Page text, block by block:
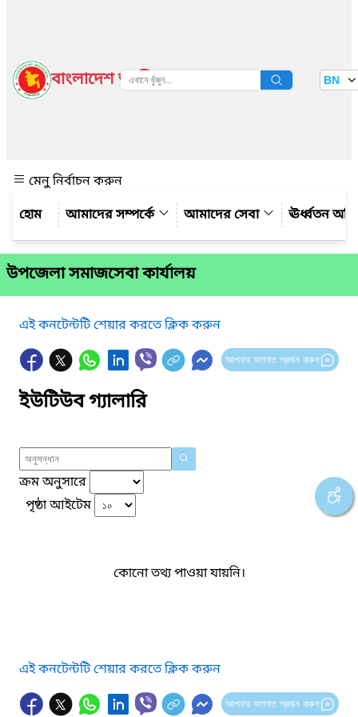
বাংলাদেশ জাতীয় তথ্য বাতায়ন BN
মেনু নির্বাচন করুন
আমাদের সম্পর্কে
আমাদের সেবা ঊর্ধ্বতন
উপজেলা সমাজসেবা কার্যালয়
এই কনটেন্টটি শেয়ার করতে ক্লিক করুন
আপনার মতামত প্রদান করুন
ইউটিউব গ্যালারি
ক্রম অনুসারে
পৃষ্ঠা আইটেম
কোনো তথ্য পাওয়া যায়নি।
এই কনটেন্টটি শেয়ার করতে ক্লিক করুন
আপনার মতামত প্রদান করুন